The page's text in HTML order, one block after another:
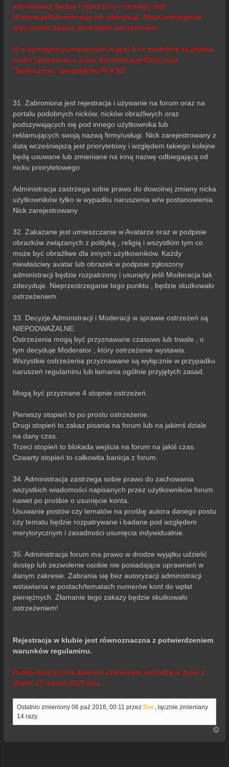
administracji będzie rozpatrzony i usunięty, jeśli
Moderacja/Administracja tak zdecyduje. Nieprzestrzeganie
tego punktu będzie skutkowało ostrzeżeniem.
d) z wymogów wymienionych w ppkt b i c zwolnione są jedynie
osoby upoważnione przez Administrację Klubu oraz
"Społeczność sympatyków PKA 80".
31. Zabroniona jest rejestracja i używanie na forum oraz na
portalu podobnych nicków, nicków obraźliwych oraz
podszywających się pod innego użytkownika lub
reklamujących swoją nazwą firmy/usługi. Nick zarejestrowany z
datą wcześniejszą jest priorytetowy i względem takiego kolejne
będą usuwane lub zmieniane na inną nazwę odbiegającą od
nicku priorytetowego.
Administracja zastrzega sobie prawo do dowolnej zmiany nicka
użytkowników tylko w wypadku naruszenia w/w postanowienia.
Nick zarejestrowany
32. Zakazane jest umieszczanie w Avatarze oraz w podpisie
obrazków związanych z polityką , religią i wszystkim tym co
może być obraźliwe dla innych użytkowników. Każdy
niewłaściwy avatar lub obrazek w podpisie zgłoszony
administracji będzie rozpatrzony i usunięty jeśli Moderacja tak
zdecyduje. Nieprzestrzeganie tego punktu , będzie skutkowało
ostrzeżeniem.
33. Decyzje Administracji i Moderacji w sprawie ostrzeżeń są
NIEPODWAŻALNE.
Ostrzeżenia mogą być przyznawane czasowo lub trwale , o
tym decyduje Moderator , który ostrzeżenie wystawia.
Wszystkie ostrzeżenia przyznawane są wyłącznie w przypadku
naruszeń regulaminu lub łamania ogólnie przyjętych zasad.
Mogą być przyznane 4 stopnie ostrzeżeń.
Pierwszy stopień to po prostu ostrzeżenie.
Drugi stopień to zakaz pisania na forum lub na jakimś dziale
na dany czas.
Trzeci stopień to blokada wejścia na forum na jakiś czas.
Czwarty stopień to całkowita banicja z forum.
34. Administracja zastrzega sobie prawo do zachowania
wszystkich wiadomości napisanych przez użytkowników forum
nawet po prośbie o usunięcie konta.
Usuwanie postów czy tematów na prośbę autora danego postu
czy tematu będzie rozpatrywane i badane pod względem
merytorycznym i zasadności usunięcia indywidualnie.
35. Administracja forum ma prawo w drodze wyjątku udzielić
dostęp lub zezwolenie osobie nie posiadające uprawnień w
danym zakresie. Zabrania się bez autoryzacji administracji
wstawiania w postach/tematach numerów kont do wpłat
pieniężnych. Złamanie tego zakazy będzie skutkowało
ostrzeżeniem!
Rejestracja w klubie jest równoznaczna z potwierdzeniem
warunków regulaminu.
Punkty zaznaczone kolorem czerwonym wchodzą w życie z
dniem 23 marca 2013 roku.
Ostatnio zmieniony 06 paź 2016, 00:11 przez Doc , łącznie zmieniany
14 razy.